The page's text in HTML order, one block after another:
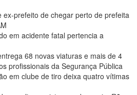
ex-prefeito de chegar perto de prefeita
em acidente fatal pertencia a
68 novas viaturas e mais de 4
profissionais da Segurança Pública
em clube de tiro deixa quatro vítimas